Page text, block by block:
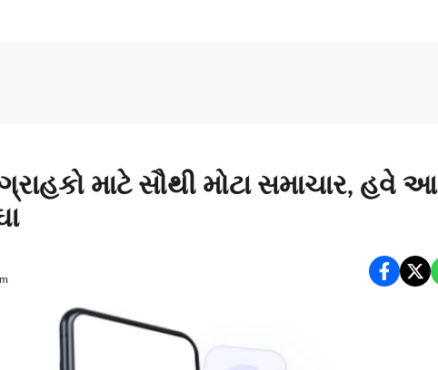
માટે સૌથી મોટા સમાચાર, હવે આ